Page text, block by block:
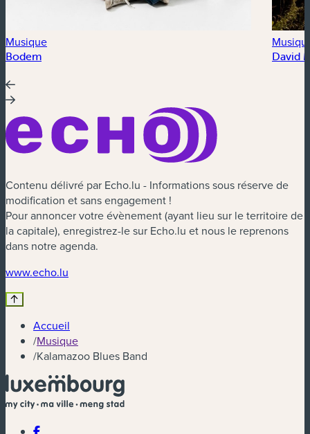
Musique
Bodem David
Contenu délivré par Echo.lu - Informations sous réserve de
modification et sans engagement !
Pour annoncer votre évènement (ayant lieu sur le territoire de
la capitale), enregistrez-le sur Echo.lu et nous le reprenons
dans notre agenda.
www.echo.lu
Accueil
/Musique
/Kalamazoo Blues Band